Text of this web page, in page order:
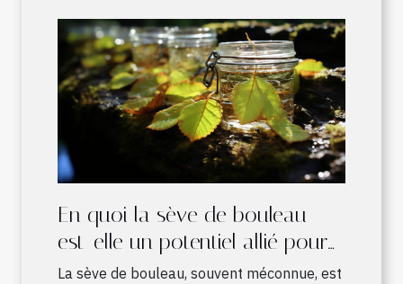
En quoi la sève de bouleau
est-elle un potentiel allié pour
les sportifs ?
La sève de bouleau, souvent méconnue, est